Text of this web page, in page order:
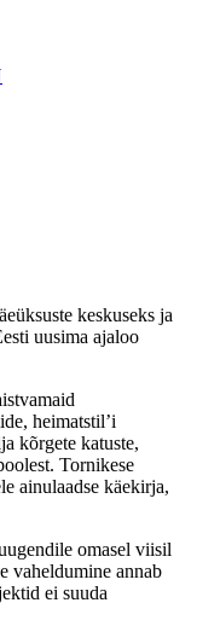
keskuseks ja
uusima ajaloo
heimatstil’i
kõrgete katuste,
Tornikese
ainulaadse käekirja,
omasel viisil
vaheldumine annab
ei suuda